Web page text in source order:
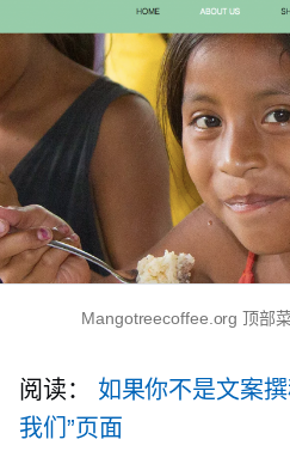
Mangotreecoffee.org 顶部
阅读： 如果你不是文案
我们”页面